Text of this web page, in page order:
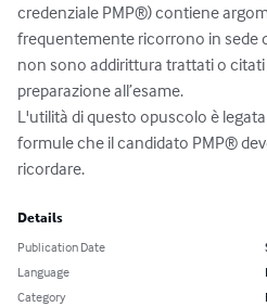
credenziale PMP®) contiene
frequentemente ricorrono in sede
non sono addirittura trattati o citati
preparazione all’esame.
L'utilità di questo opuscolo è
formule che il candidato PMP®
ricordare.
Details
Publication Date
Language
Category